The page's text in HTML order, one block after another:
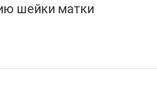
шейки матки